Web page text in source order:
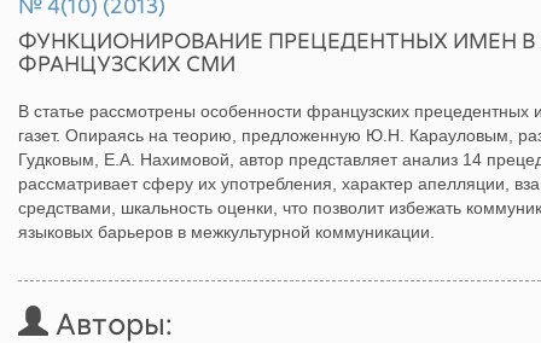
ФУНКЦИОНИРОВАНИЕ ПРЕЦЕДЕНТНЫХ ИМЕН
ФРАНЦУЗСКИХ СМИ
В статье рассмотрены особенности французских прецедентных
газет. Опираясь на теорию, предложенную Ю.Н. Карауловым,
Гудковым, Е.А. Нахимовой, автор представляет анализ 14
рассматривает сферу их употребления, характер апелляции,
средствами, шкальность оценки, что позволит избежать
языковых барьеров в межкультурной коммуникации.
Авторы: